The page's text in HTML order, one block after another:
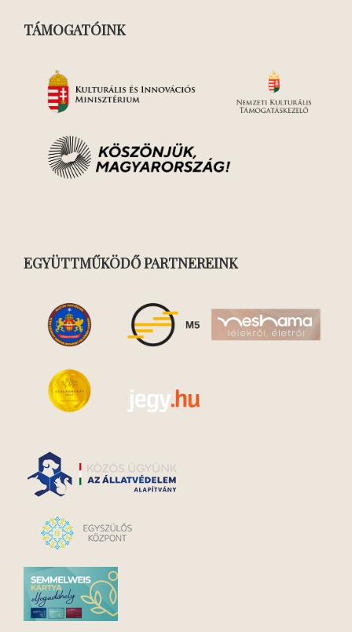
TÁMOGATÓINK
EGYÜTTMŰKÖDŐ PARTNEREINK